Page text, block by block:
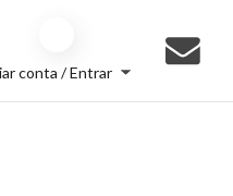
conta / Entrar